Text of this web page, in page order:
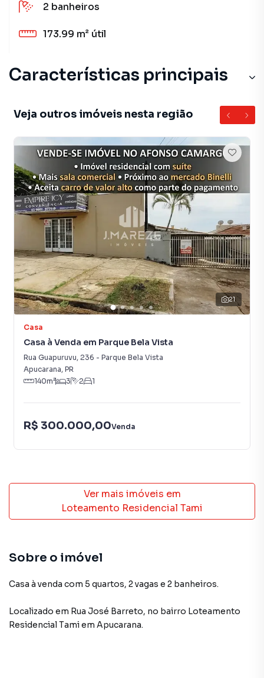
2 banheiros
173.99 m² útil
Características principais
Veja outros imóveis nesta região
21
Casa
Casa à Venda em Parque Bela Vista
Rua Guapuruvu, 236 - Parque Bela Vista
Apucarana, PR
140m² 3 2 1
R$ 300.000,00Venda
Ver mais imóveis em
Loteamento Residencial Tami
Sobre o imóvel
Casa à venda com 5 quartos, 2 vagas e 2 banheiros.
Localizado em Rua José Barreto, no bairro Loteamento
Residencial Tamiem Apucarana.